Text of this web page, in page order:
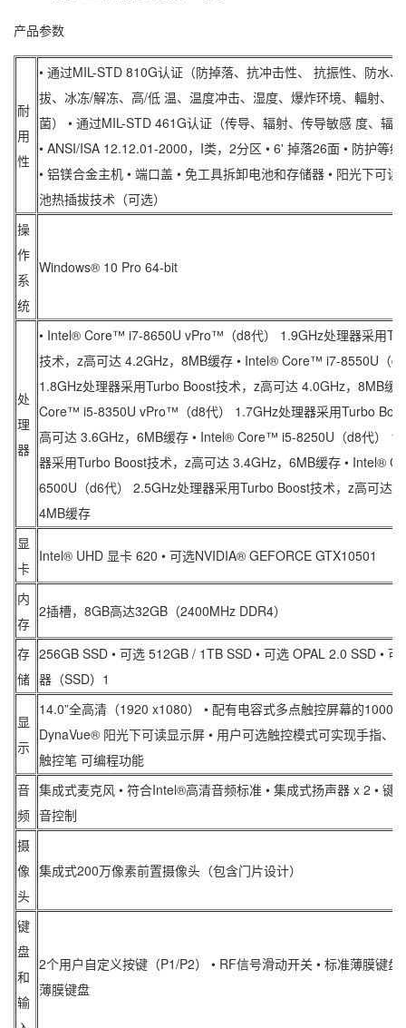
产品参数
耐
用
性
• 通过MIL-STD 810G认证（防掉落、抗冲击性、 抗振性、防水
拔、冰冻/解冻、高/低 温、温度冲击、湿度、爆炸环境、輻射、
菌） • 通过MIL-STD 461G认证（传导、辐射、传导敏感 度、辐
• ANSI/ISA 12.12.01-2000，I类，2分区 • 6' 掉落26面 • 防护等
• 铝镁合金主机 • 端口盖 • 免工具拆卸电池和存储器 • 阳光下可读
池热插拔技术（可选）
操
作
系
统
Windows® 10 Pro 64-bit
处
理
器
• Intel® Core™ i7-8650U vPro™（d8代） 1.9GHz处理器采用
技术，z高可达 4.2GHz，8MB缓存 • Intel® Core™ i7-8550U（
1.8GHz处理器采用Turbo Boost技术，z高可达 4.0GHz，8MB缓
Core™ i5-8350U vPro™（d8代） 1.7GHz处理器采用Turbo
高可达 3.6GHz，6MB缓存 • Intel® Core™ i5-8250U（d8代）
器采用Turbo Boost技术，z高可达 3.4GHz，6MB缓存 • Intel®
6500U（d6代） 2.5GHz处理器采用Turbo Boost技术，z高可达
4MB缓存
显
卡
Intel® UHD 显卡 620 • 可选NVIDIA® GEFORCE GTX10501
内
存
2插槽，8GB高达32GB（2400MHz DDR4）
存
储
256GB SSD • 可选 512GB / 1TB SSD • 可选 OPAL 2.0 SSD • 可
器（SSD）1
显
示
14.0”全高清（1920 x1080） • 配有电容式多点触控屏幕的1000
DynaVue® 阳光下可读显示屏 • 用户可选触控模式可实现手指、
触控笔 可编程功能
音
频
集成式麦克风 • 符合Intel®高清音频标准 • 集成式扬声器 x 2 • 键
音控制
摄
像
头
集成式200万像素前置摄像头（包含门片设计）
键
盘
和
输
2个用户自定义按键（P1/P2） • RF信号滑动开关 • 标准薄膜键盘
薄膜键盘